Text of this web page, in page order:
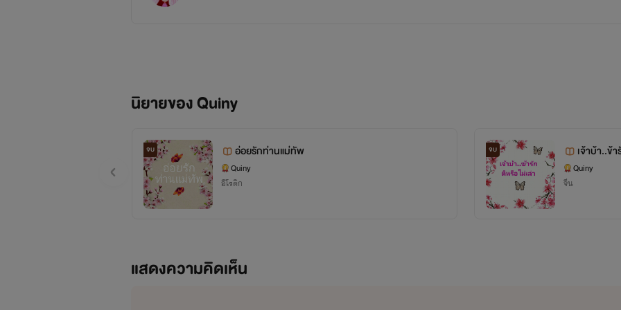
นิยายของ Quiny
จบ อ่อยรักท่านแม่ทัพ
Quiny
อีโรติก
จบ เจ้าบ้า..ข้
Quiny
จีน
แสดงความคิดเห็น